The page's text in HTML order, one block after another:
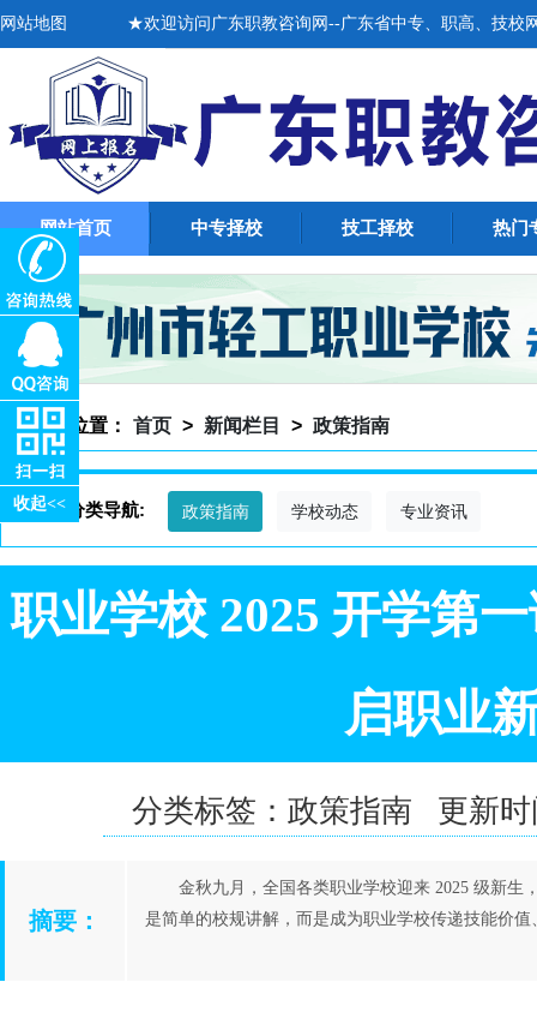
网站地图 ★欢迎访问广东职教咨询网--广东省中专、职高、技
网站首页 中专择校 技工择校 热门
当前位置： 首页 > 新闻栏目 > 政策指南
资讯分类导航: 政策指南 学校动态 专业资讯
职业学校 2025 开学第
启职业
分类标签：政策指南 更新
摘要：
金秋九月，全国各类职业学校迎来 2025 级新生
是简单的校规讲解，而是成为职业学校传递技能价
收起<<